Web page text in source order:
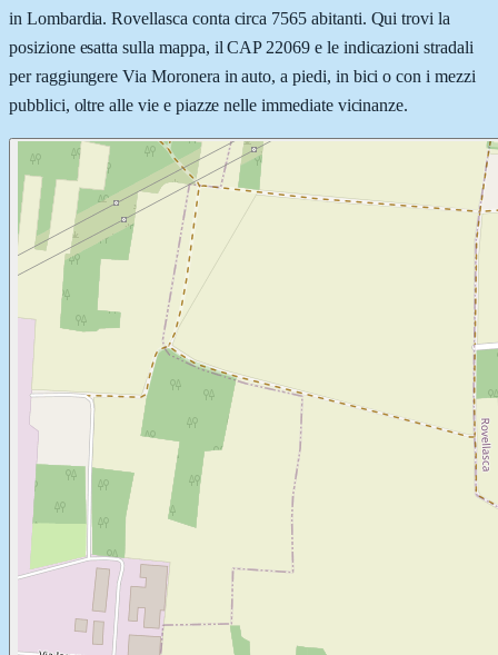
in Lombardia. Rovellasca conta circa 7565 abitanti. Qui trovi la
posizione esatta sulla mappa, il CAP 22069 e le indicazioni stradali
per raggiungere Via Moronera in auto, a piedi, in bici o con i mezzi
pubblici, oltre alle vie e piazze nelle immediate vicinanze.